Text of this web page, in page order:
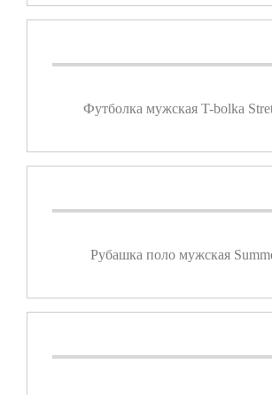
Футболка мужская T-bolka
Рубашка поло мужская